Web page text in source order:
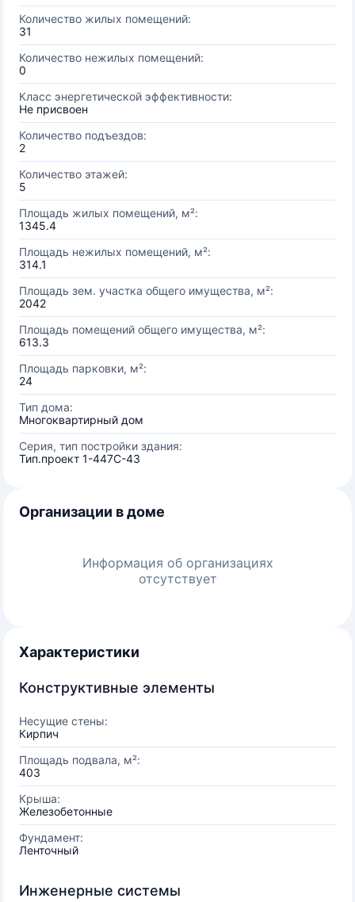
Количество жилых помещений:
31
Количество нежилых помещений:
0
Класс энергетической эффективности:
Не присвоен
Количество подъездов:
2
Количество этажей:
5
Площадь жилых помещений, м²:
1345.4
Площадь нежилых помещений, м²:
314.1
Площадь зем. участка общего имущества, м²:
2042
Площадь помещений общего имущества, м²:
613.3
Площадь парковки, м²:
24
Тип дома:
Многоквартирный дом
Серия, тип постройки здания:
Тип.проект 1-447С-43
Организации в доме
Информация об организациях
отсутствует
Характеристики
Конструктивные элементы
Несущие стены:
Кирпич
Площадь подвала, м²:
403
Крыша:
Железобетонные
Фундамент:
Ленточный
Инженерные системы